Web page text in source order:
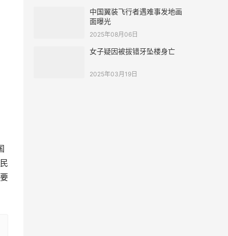
中国翼装飞行者遇难事发地画
面曝光
2025年08月06日
女子疑因被拔错牙坠楼身亡
2025年03月19日